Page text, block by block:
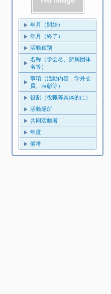
年月（開始）
年月（終了）
活動種別
名称（学会名、所属団体
名等）
事項（活動内容…学外委
員、表彰等）
役割（役職等具体的に）
活動場所
共同活動者
年度
備考